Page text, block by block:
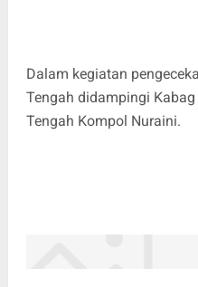
Dalam kegiatan
Tengah didampingi
Tengah Kompol Nuraini.